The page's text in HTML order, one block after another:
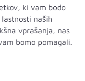
ki vam bodo
naših
vprašanja, nas
bomo pomagali.